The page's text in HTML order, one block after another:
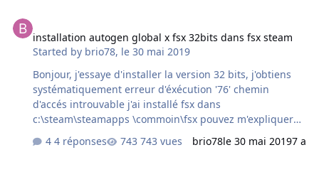
Martin\Prepar3D v4\Autogen\AUTOGEN_AGX
ACTIVE=True REQUIRED=false [Package.14]
v4\Autogen\AUTOGEN_ORBX ACTIVE=True
REQUIRED=false [Package.15]
PATH=C:\Programmes\Lockheed Martin\Pr…
installation autogen global x fsx 32bits dans fsx steam
Started by brio78, le 30 mai 2019
Bonjour, j'essaye d'installer la version 32 bits, j'obtiens
systématiquement erreur d'éxécution '76' chemin
d'accés introuvable j'ai installé fsx dans
c:\steam\steamapps \commoin\fsx pouvez m'expliquer
que faire
4 réponses 743 vues brio78le 30 mai 20197 a